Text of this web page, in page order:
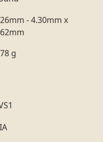
- 4.30mm x
g